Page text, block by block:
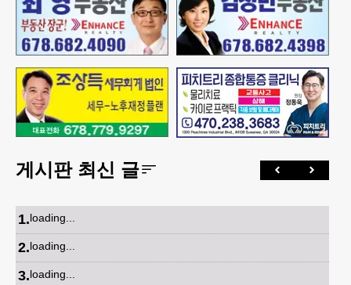
게시판 최신 글
1.loading...
2.loading...
3.loading...